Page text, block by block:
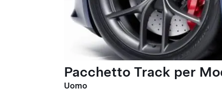
Pacchetto Track per
Uomo